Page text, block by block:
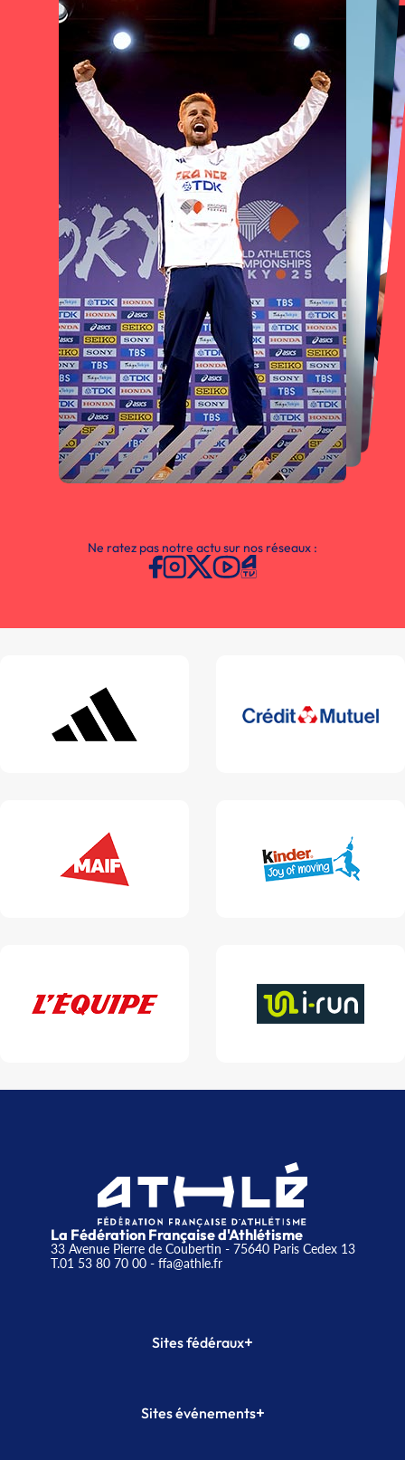
Ne ratez pas notre actu sur nos réseaux :
La Fédération Française d'Athlétisme
33 Avenue Pierre de Coubertin - 75640 Paris Cedex 13
T.01 53 80 70 00- ffa@athle.fr
Sites fédéraux+
Plateforme Formation
Sites événements+